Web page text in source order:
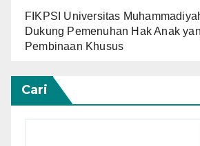
FIKPSI Universitas
Dukung Pemenuhan Hak Anak
Pembinaan Khusus
Cari